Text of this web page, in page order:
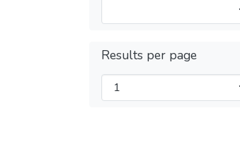
Results per page